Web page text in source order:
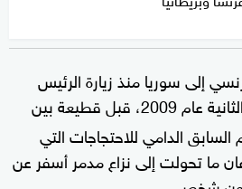
إلى سوريا منذ زيارة الرئيس
الثانية عام 2009، قبل قطيعة بين
الدامي للاحتجاجات التي
2011، وسرعان ما تحولت إلى نزاع مدمر أسفر عن